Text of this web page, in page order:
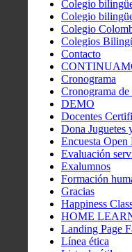
Colegio
Colegio
Colegio
Colegios
Contacto
Cronograma
Cronograma de
DEMO
Docentes
Dona Juguetes
Encuesta Open
Evaluación
Exalumnos
Formación
Gracias
Happiness
HOME
Landing Page
Línea ética